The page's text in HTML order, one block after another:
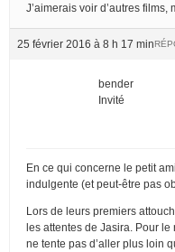
J’aimerais voir d’autres films,
25 février 2016 à 8 h 17 min
bender
Invité
En ce qui concerne le petit
indulgente (et peut-être pas
Lors de leurs premiers
les attentes de Jasira. Pour
ne tente pas d’aller plus loin